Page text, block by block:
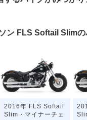
ン FLS Softail Slim
2016年 FLS Softail
Slim・マイナーチェ